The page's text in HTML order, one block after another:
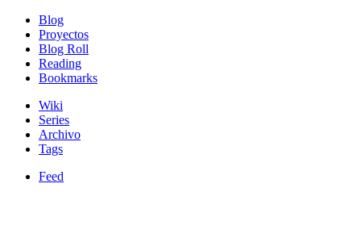
Blog
Proyectos
Blog Roll
Reading
Bookmarks
Wiki
Series
Archivo
Tags
Feed